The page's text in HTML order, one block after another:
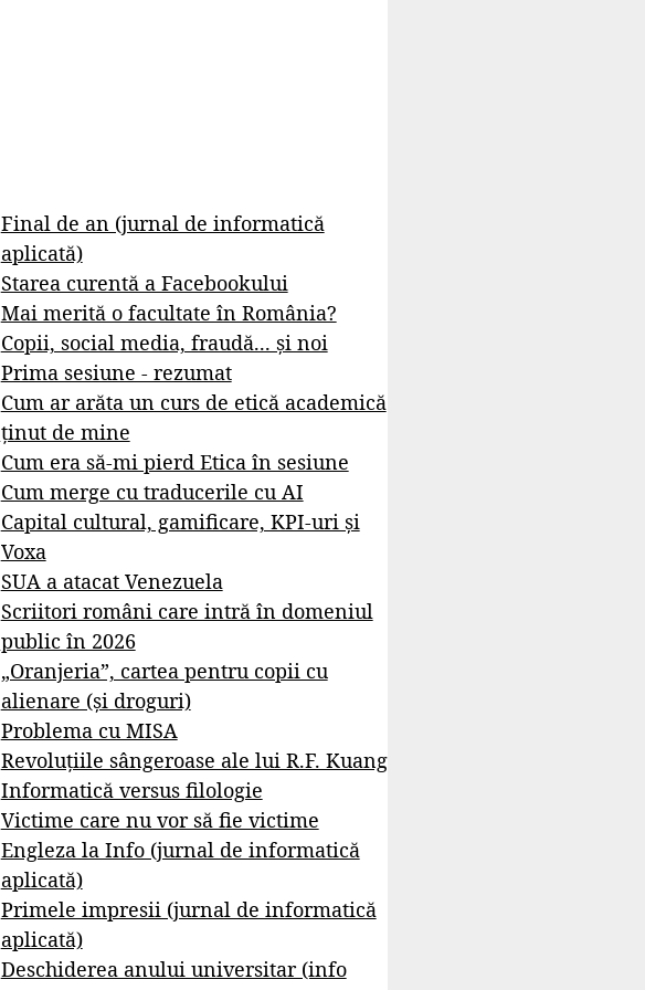
Final de an (jurnal de informatică
aplicată)
Starea curentă a Facebookului
Mai merită o facultate în România?
Copii, social media, fraudă... și noi
Prima sesiune - rezumat
Cum ar arăta un curs de etică academică
ținut de mine
Cum era să-mi pierd Etica în sesiune
Cum merge cu traducerile cu AI
Capital cultural, gamificare, KPI-uri și
Voxa
SUA a atacat Venezuela
Scriitori români care intră în domeniul
public în 2026
„Oranjeria”, cartea pentru copii cu
alienare (și droguri)
Problema cu MISA
Revoluțiile sângeroase ale lui R.F. Kuang
Informatică versus filologie
Victime care nu vor să fie victime
Engleza la Info (jurnal de informatică
aplicată)
Primele impresii (jurnal de informatică
aplicată)
Deschiderea anului universitar (info